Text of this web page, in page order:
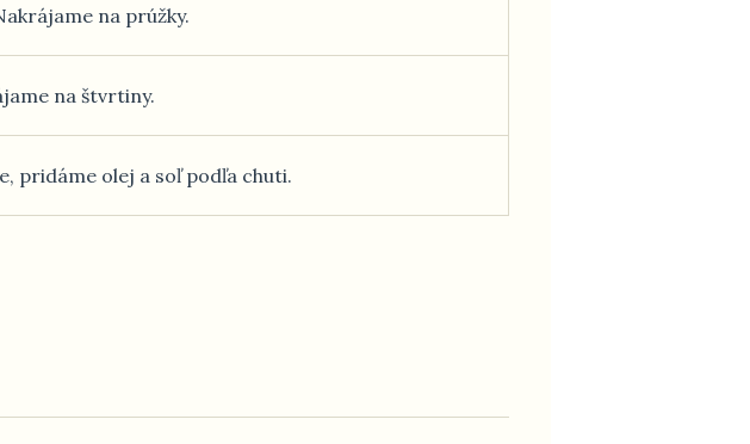
na prúžky.
na štvrtiny.
pridáme olej a soľ podľa chuti.